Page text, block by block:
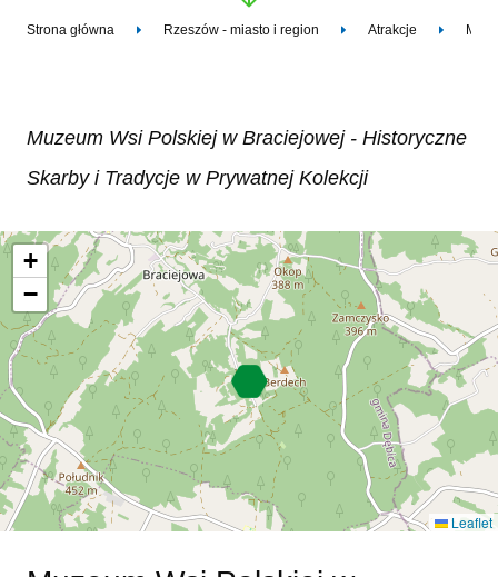
Strona główna Rzeszów - miasto i region Atrakcje
Muzeum Wsi Polskiej w Braciejowej - Historyczne
Skarby i Tradycje w Prywatnej Kolekcji
+
−
Leaflet